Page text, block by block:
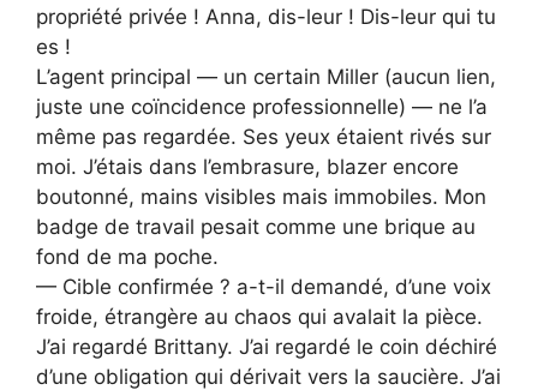
propriété privée ! Anna, dis-leur ! Dis-leur qui tu
es !
L’agent principal — un certain Miller (aucun lien,
juste une coïncidence professionnelle) — ne l’a
même pas regardée. Ses yeux étaient rivés sur
moi. J’étais dans l’embrasure, blazer encore
boutonné, mains visibles mais immobiles. Mon
badge de travail pesait comme une brique au
fond de ma poche.
— Cible confirmée ? a-t-il demandé, d’une voix
froide, étrangère au chaos qui avalait la pièce.
J’ai regardé Brittany. J’ai regardé le coin déchiré
d’une obligation qui dérivait vers la saucière. J’ai